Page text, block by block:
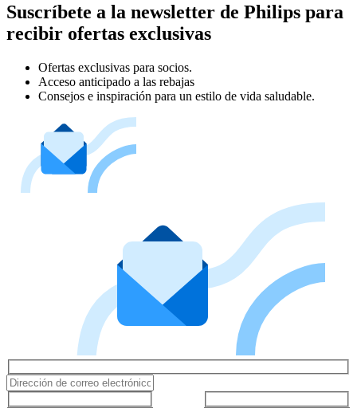
Suscríbete a la newsletter de Philips para
recibir ofertas exclusivas
Ofertas exclusivas para socios.
Acceso anticipado a las rebajas
Consejos e inspiración para un estilo de vida saludable.